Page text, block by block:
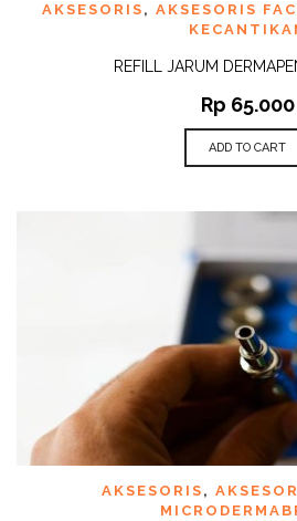
AKSESORIS , AKSESORIS
REFILL JARUM
Rp 65.000
ADD TO CART
AKSESORIS ,